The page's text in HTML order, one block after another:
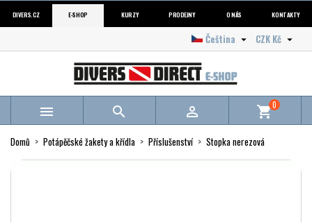
DIVERS.CZ E-SHOP KURZY PRODEJNY O NÁS KONTAKTY
CZK Kč 
Čeština 
   shopping_cart0
Domů Potápěčské žakety a křídla Příslušenství Stopka nerezová